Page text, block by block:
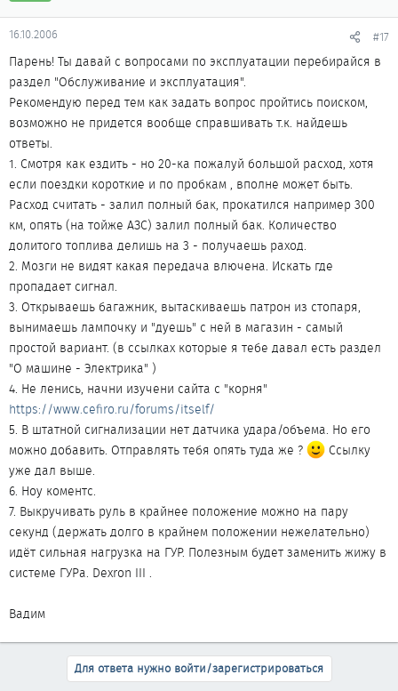
16.10.2006 #17
Парень! Ты давай с вопросами по эксплуатации перебирайся в
раздел "Обслуживание и эксплуатация".
Рекомендую перед тем как задать вопрос пройтись поиском,
возможно не придется вообще справшивать т.к. найдешь
ответы.
1. Смотря как ездить - но 20-ка пожалуй большой расход, хотя
если поездки короткие и по пробкам , вполне может быть.
Расход считать - залил полный бак, прокатился например 300
км, опять (на тойже АЗС) залил полный бак. Количество
долитого топлива делишь на 3 - получаешь раход.
2. Мозги не видят какая передача влючена. Искать где
пропадает сигнал.
3. Открываешь багажник, вытаскиваешь патрон из стопаря,
вынимаешь лампочку и "дуешь" с ней в магазин - самый
простой вариант. (в ссылках которые я тебе давал есть раздел
"О машине - Электрика" )
4. Не ленись, начни изучени сайта с "корня"
https://www.cefiro.ru/forums/itself/
5. В штатной сигнализации нет датчика удара/объема. Но его
можно добавить. Отправлять тебя опять туда же ?
Ссылку
уже дал выше.
6. Ноу коментс.
7. Выкручивать руль в крайнее положение можно на пару
секунд (держать долго в крайнем положении нежелательно)
идёт сильная нагрузка на ГУР. Полезным будет заменить жижу в
системе ГУРа. Dexron III .
Вадим
Для ответа нужно войти/зарегистрироваться